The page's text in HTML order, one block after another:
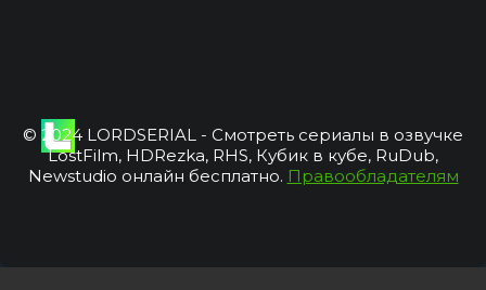
© 2024 LORDSERIAL - Смотреть сериалы в озвучке
LostFilm, HDRezka, RHS, Кубик в кубе, RuDub,
Newstudio онлайн бесплатно. Правообладателям